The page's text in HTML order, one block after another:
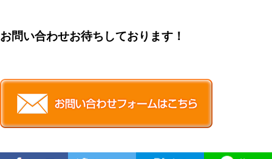
お問い合わせお待ちしております！